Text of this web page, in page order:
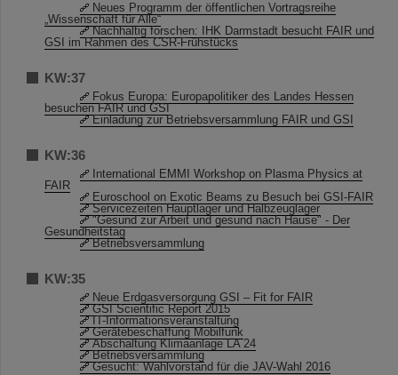
Neues Programm der öffentlichen Vortragsreihe
„Wissenschaft für Alle“
Nachhaltig forschen: IHK Darmstadt besucht FAIR und
GSI im Rahmen des CSR-Frühstücks
KW:37
Fokus Europa: Europapolitiker des Landes Hessen
besuchen FAIR und GSI
Einladung zur Betriebsversammlung FAIR und GSI
KW:36
International EMMI Workshop on Plasma Physics at
FAIR
Euroschool on Exotic Beams zu Besuch bei GSI-FAIR
Servicezeiten Hauptlager und Halbzeuglager
"Gesund zur Arbeit und gesund nach Hause" - Der
Gesundheitstag
Betriebsversammlung
KW:35
Neue Erdgasversorgung GSI – Fit for FAIR
GSI Scientific Report 2015
IT-Informationsveranstaltung
Gerätebeschaffung Mobilfunk
Abschaltung Klimaanlage LA 24
Betriebsversammlung
Gesucht: Wahlvorstand für die JAV-Wahl 2016